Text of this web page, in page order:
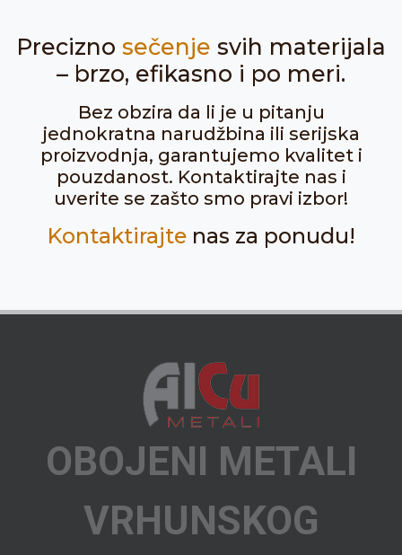
Precizno sečenje svih materijala
– brzo, efikasno i po meri.
Bez obzira da li je u pitanju
jednokratna narudžbina ili serijska
proizvodnja, garantujemo kvalitet i
pouzdanost. Kontaktirajte nas i
uverite se zašto smo pravi izbor!
Kontaktirajtenas za ponudu!
OBOJENI METALI
VRHUNSKOG